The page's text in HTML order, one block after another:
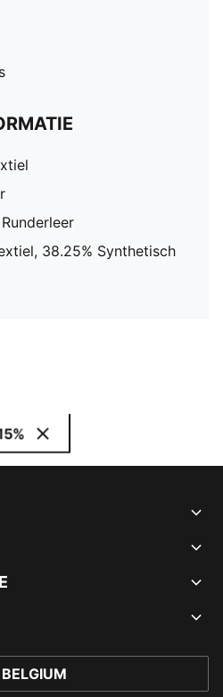
38.25% Synthetisch
BELGIUM